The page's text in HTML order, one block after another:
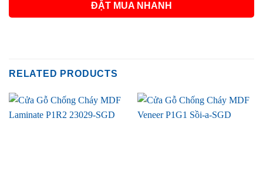
ĐẶT MUA NHANH
RELATED PRODUCTS